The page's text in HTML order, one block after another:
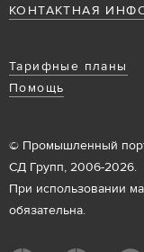
КОНТАКТНАЯ
Тарифные планы
Помощь
© Промышленный
СД Групп, 2006-2026.
При использовании
обязательна.